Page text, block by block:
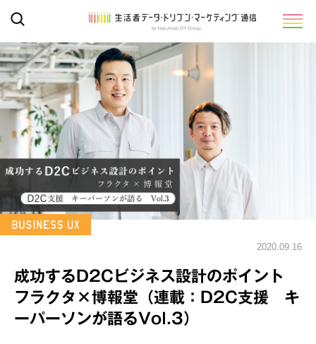
2020.09.16
成功するD2Cビジネス設計のポイント
フラクタ×博報堂（連載：D2C支援 キ
ーパーソンが語るVol.3）